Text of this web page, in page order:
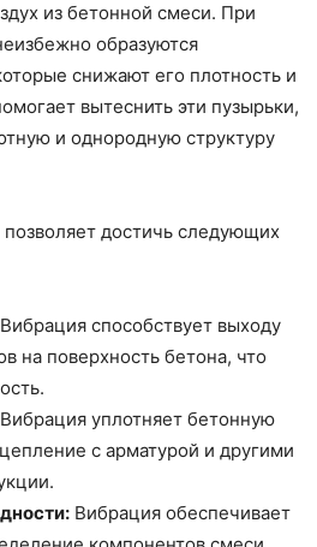
из бетонной смеси. При
образуются
снижают его плотность и
вытеснить эти пузырьки,
и однородную структуру
достичь следующих
Вибрация способствует выходу
на поверхность бетона, что
Вибрация уплотняет бетонную
с арматурой и другими
Вибрация обеспечивает